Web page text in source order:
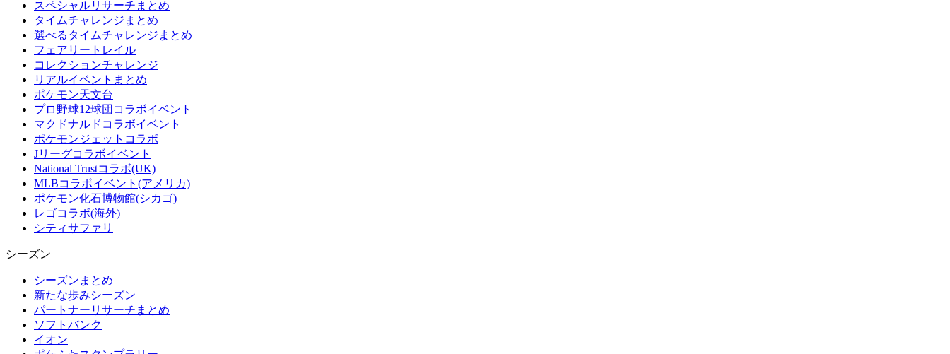
スペシャルリサーチまとめ
タイムチャレンジまとめ
選べるタイムチャレンジまとめ
フェアリートレイル
コレクションチャレンジ
リアルイベントまとめ
ポケモン天文台
プロ野球12球団コラボイベント
マクドナルドコラボイベント
ポケモンジェットコラボ
Jリーグコラボイベント
National Trustコラボ(UK)
MLBコラボイベント(アメリカ)
ポケモン化石博物館(シカゴ)
レゴコラボ(海外)
シティサファリ
シーズン
シーズンまとめ
新たな歩みシーズン
パートナーリサーチまとめ
ソフトバンク
イオン